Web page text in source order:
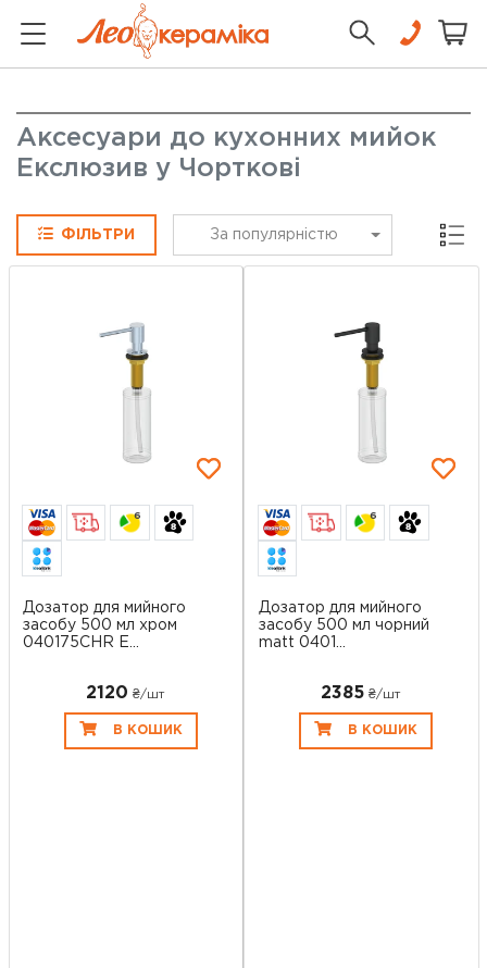
Аксесуари до кухонних мийок
Екслюзив у Чорткові
ФІЛЬТРИ За популярністю Сітка
6
Дозатор для мийного
засобу 500 мл хром
040175CHR E...
2120 ₴/шт
В КОШИК
6
Дозатор для мийного
засобу 500 мл чорний
matt 0401...
2385 ₴/шт
В КОШИК